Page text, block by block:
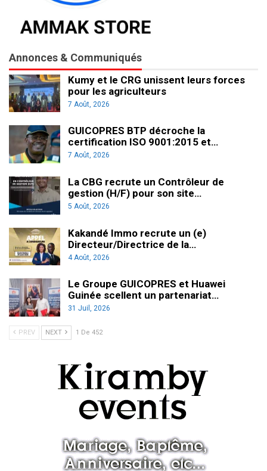
Annonces & Communiqués
Kumy et le CRG unissent leurs forces
pour les agriculteurs
7 Août, 2026
GUICOPRES BTP décroche la
certification ISO 9001:2015 et…
7 Août, 2026
La CBG recrute un Contrôleur de
gestion (H/F) pour son site…
5 Août, 2026
Kakandé Immo recrute un (e)
Directeur/Directrice de la…
4 Août, 2026
Le Groupe GUICOPRES et Huawei
Guinée scellent un partenariat…
31 Juil, 2026
PREV NEXT 1 De 452